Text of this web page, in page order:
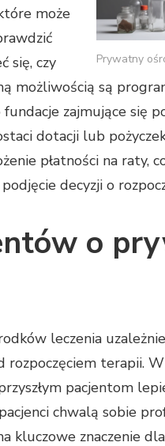
Prywatny
może
się, czy
możliwością są
zajmujące się
dotacji lub
płatności na raty,
decyzji o
o
leczenia
rozpoczęciem terapii.
pacjentom
chwalą sobie
kluczowe znaczenie